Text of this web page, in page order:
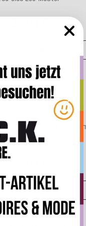
ca. 5-7 Werktage
Rückenkissen
powder Leo-Muster
41,04 €
Zum Artikel
ca. 14 Werktage